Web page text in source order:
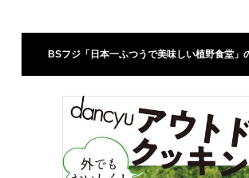
BSフジ「日本一ふつうで美味しい植野食堂」